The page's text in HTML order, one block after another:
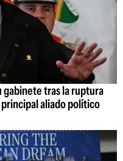
gabinete tras la ruptura
aliado político